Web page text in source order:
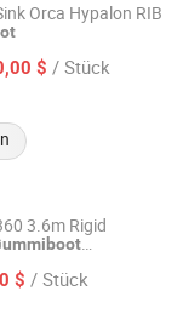
Orca Hypalon RIB
$ / Stück
3.6m Rigid
$ / Stück